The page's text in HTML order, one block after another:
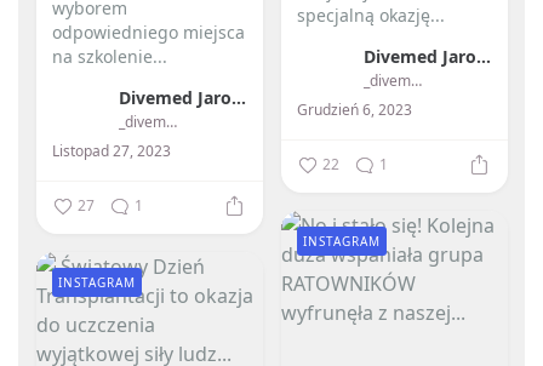
specjalną okazję...
Divemed Jarosław Przybylski
_divemed_
Grudzień 6, 2023
22 1
wyborem
odpowiedniego miejsca
na szkolenie...
Divemed Jarosław Przybylski
_divemed_
Listopad 27, 2023
27 1
INSTAGRAM
INSTAGRAM